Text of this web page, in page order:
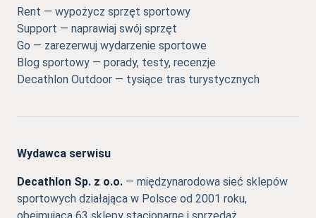
Rent — wypożycz sprzęt sportowy
Support — naprawiaj swój sprzęt
Go — zarezerwuj wydarzenie sportowe
Blog sportowy — porady, testy, recenzje
Decathlon Outdoor — tysiące tras turystycznych
Wydawca serwisu
Decathlon Sp. z o.o. — międzynarodowa sieć sklepów
sportowych działająca w Polsce od 2001 roku,